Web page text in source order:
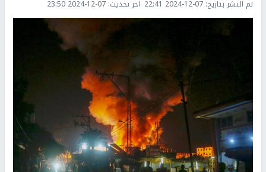
تم النشر بتاريخ: 2024-12-07 22:41 اخر تحديث: 2024-12-07 23:50